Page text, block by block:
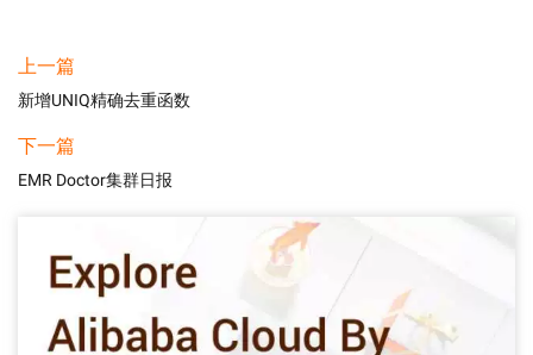
上一篇
新增UNIQ精确去重函数
下一篇
EMR Doctor集群日报